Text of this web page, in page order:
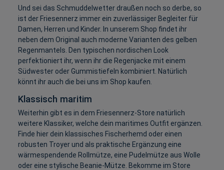
Und sei das Schmuddelwetter draußen noch so derbe, so
ist der Friesennerz immer ein zuverlässiger Begleiter für
Damen, Herren und Kinder. In unserem Shop findet ihr
neben dem Original auch moderne Varianten des gelben
Regenmantels. Den typischen nordischen Look
perfektioniert ihr, wenn ihr die Regenjacke mit einem
Südwester oder Gummistiefeln kombiniert. Natürlich
könnt ihr auch die bei uns im Shop kaufen.
Klassisch maritim
Weiterhin gibt es in dem Friesennerz-Store natürlich
weitere Klassiker, welche dein maritimes Outfit ergänzen.
Finde hier dein klassisches Fischerhemd oder einen
robusten Troyer und als praktische Ergänzung eine
wärmespendende Rollmütze, eine Pudelmütze aus Wolle
oder eine stylische Beanie-Mütze. Bekomme im Store